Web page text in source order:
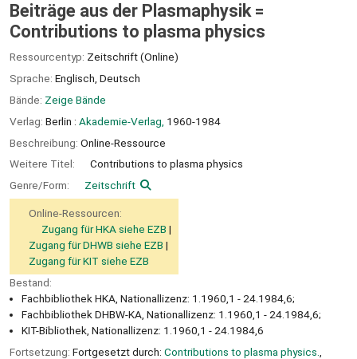
Beiträge aus der Plasmaphysik =
Contributions to plasma physics
Ressourcentyp: Zeitschrift (Online)
Sprache: Englisch Deutsch
Bände: Zeige Bände
Verlag: Berlin : Akademie-Verlag, 1960-1984
Beschreibung: Online-Ressource
Weitere Titel:
Contributions to plasma physics
Genre/Form:
Zeitschrift
Online-Ressourcen:
Zugang für HKA siehe EZB
Zugang für DHWB siehe EZB
Zugang für KIT siehe EZB
Bestand:
Fachbibliothek HKA, Nationallizenz: 1.1960,1 - 24.1984,6;
Fachbibliothek DHBW-KA, Nationallizenz: 1.1960,1 - 24.1984,6;
KIT-Bibliothek, Nationallizenz: 1.1960,1 - 24.1984,6
Fortsetzung: Fortgesetzt durch: Contributions to plasma physics.